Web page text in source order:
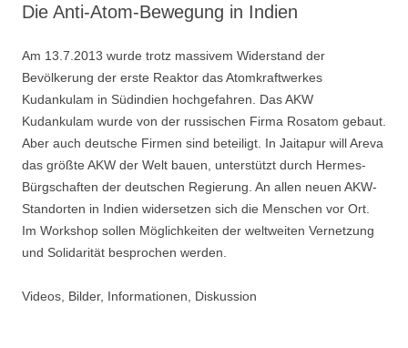
Die Anti-Atom-Bewegung in Indien
Am 13.7.2013 wurde trotz massivem Widerstand der
Bevölkerung der erste Reaktor das Atomkraftwerkes
Kudankulam in Südindien hochgefahren. Das AKW
Kudankulam wurde von der russischen Firma Rosatom gebaut.
Aber auch deutsche Firmen sind beteiligt. In Jaitapur will Areva
das größte AKW der Welt bauen, unterstützt durch Hermes-
Bürgschaften der deutschen Regierung. An allen neuen AKW-
Standorten in Indien widersetzen sich die Menschen vor Ort.
Im Workshop sollen Möglichkeiten der weltweiten Vernetzung
und Solidarität besprochen werden.
Videos, Bilder, Informationen, Diskussion